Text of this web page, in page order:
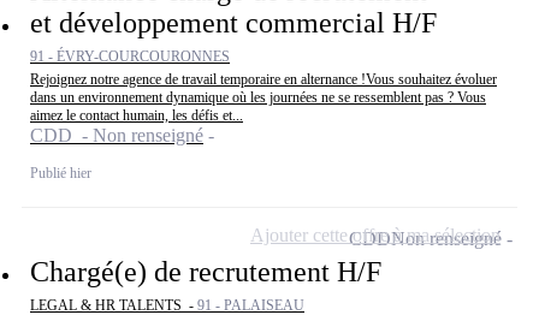
et développement commercial H/F
91 - ÉVRY-COURCOURONNES
Rejoignez notre agence de travail temporaire en alternance !Vous souhaitez évoluer
dans un environnement dynamique où les journées ne se ressemblent pas ? Vous
aimez le contact humain, les défis et...
CDD - Non renseigné
Publié hier
Chargé(e) de recrutement H/F
LEGAL & HR TALENTS - 91 - PALAISEAU
CDDNon renseigné
Ajouter cette offre à ma sélection